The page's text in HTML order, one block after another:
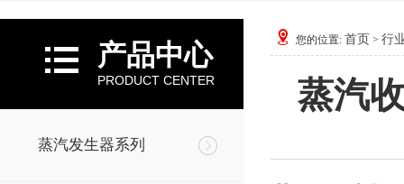
产品中心
PRODUCT CENTER
蒸汽发生器系列
您的位置: 首页 > 行
蒸汽